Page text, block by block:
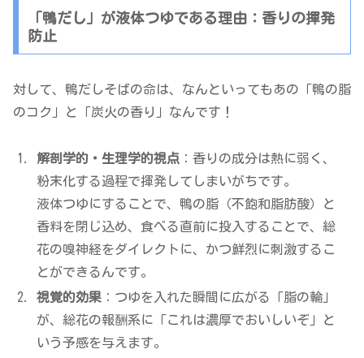
「鴨だし」が液体つゆである理由：香りの揮発
防止
対して、鴨だしそばの命は、なんといってもあの「鴨の脂
のコク」と「炭火の香り」なんです！
解剖学的・生理学的視点 ：香りの成分は熱に弱く、
粉末化する過程で揮発してしまいがちです。
液体つゆにすることで、鴨の脂（不飽和脂肪酸）と
香料を閉じ込め、食べる直前に投入することで、総
花の嗅神経をダイレクトに、かつ鮮烈に刺激するこ
とができるんです。
視覚的効果 ：つゆを入れた瞬間に広がる「脂の輪」
が、総花の報酬系に「これは濃厚でおいしいぞ」と
いう予感を与えます。